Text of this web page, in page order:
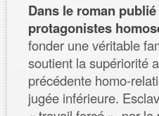
Dans le roman publié
protagonistes
fonder une véritable
soutient la supériorité
précédente homo-
jugée inférieure.